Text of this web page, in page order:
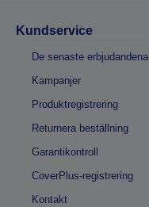
Kundservice
De senaste erbjudandena
Kampanjer
Produktregistrering
Returnera beställning
Garantikontroll
CoverPlus-registrering
Kontakt